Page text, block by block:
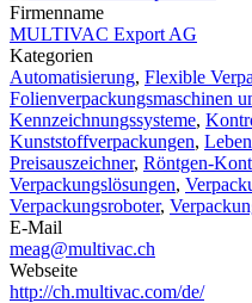
Firmenname
MULTIVAC Export AG
Kategorien
Automatisierung, Flexible
Folienverpackungsmaschinen
Kennzeichnungssysteme,
Kunststoffverpackungen,
Preisauszeichner, Röntgen-
Verpackungslösungen,
Verpackungsroboter,
E-Mail
meag@multivac.ch
Webseite
http://ch.multivac.com/de/